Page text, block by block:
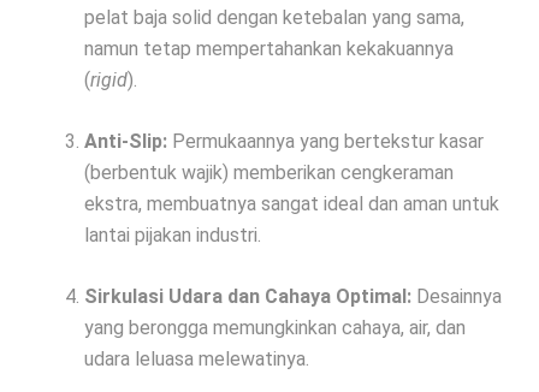
pelat baja solid dengan ketebalan yang sama,
namun tetap mempertahankan kekakuannya
(rigid).
Anti-Slip: Permukaannya yang bertekstur kasar
(berbentuk wajik) memberikan cengkeraman
ekstra, membuatnya sangat ideal dan aman untuk
lantai pijakan industri.
Sirkulasi Udara dan Cahaya Optimal: Desainnya
yang berongga memungkinkan cahaya, air, dan
udara leluasa melewatinya.